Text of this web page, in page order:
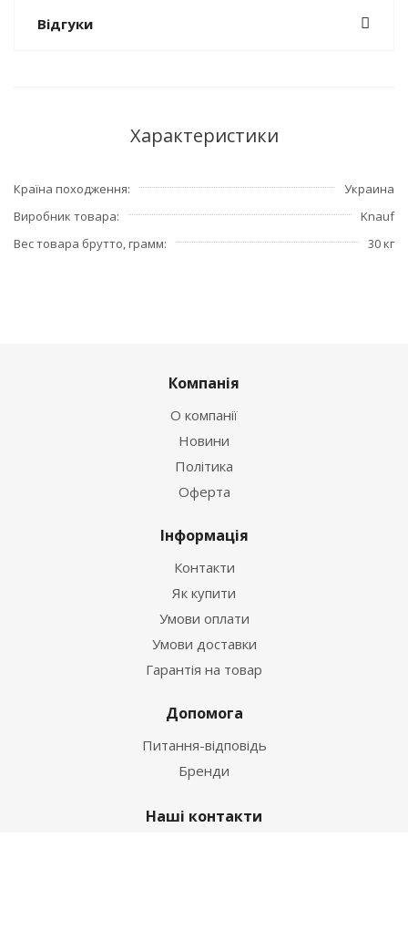
Відгуки
Характеристики
Країна походження
Украина
Виробник товара
Knauf
Вес товара брутто, грамм
30 кг
Компанія
О компанії
Новини
Політика
Оферта
Інформація
Контакти
Як купити
Умови оплати
Умови доставки
Гарантія на товар
Допомога
Питання-відповідь
Бренди
Наші контакти